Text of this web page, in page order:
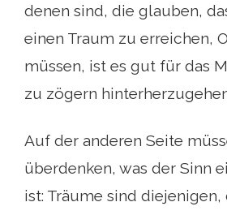
denen sind, die glauben,
einen Traum zu erreichen,
müssen, ist es gut für das
zu zögern
Auf der anderen Seite
überdenken, was der Sinn
ist: Träume sind